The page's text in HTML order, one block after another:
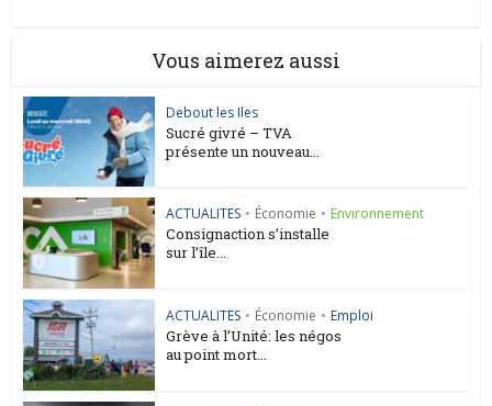
Vous aimerez aussi
Debout les Iles
Sucré givré – TVA
présente un nouveau...
ACTUALITES • Économie • Environnement
Consignaction s’installe
sur l’île...
ACTUALITES • Économie • Emploi
Grève à l’Unité: les négos
au point mort...